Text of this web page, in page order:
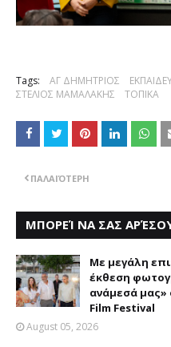
Tags: ΑΓ ΔΗΜΗΤΡΙΟΣ
ΣΤΕΛΙΟΣ ΜΑΜΑΛΑΚΗΣ
ΤΟΠΙΚΑ
ΠΑΛΑΙΌΤΕΡΗ
ΜΠΟΡΕΊ ΝΑ ΣΑΣ
Με μεγάλη
έκθεση
ανάμεσά μας»
Film Festival
August 05, 2026